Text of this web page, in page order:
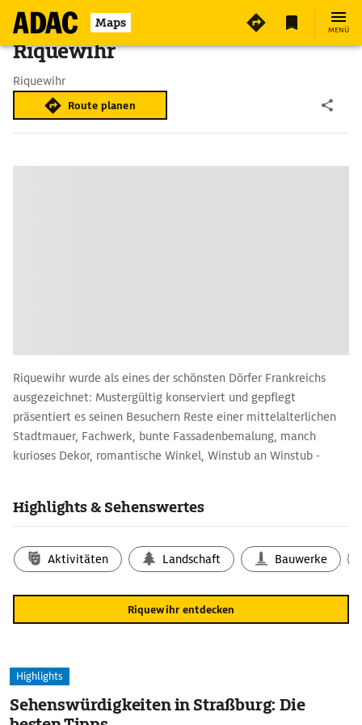
Maps MENÜ
Riquewihr
Riquewihr
Route planen
Riquewihr wurde als eines der schönsten Dörfer Frankreichs
ausgezeichnet: Mustergültig konserviert und gepflegt
präsentiert es seinen Besuchern Reste einer mittelalterlichen
Stadtmauer, Fachwerk, bunte Fassadenbemalung, manch
kurioses Dekor, romantische Winkel, Winstub an Winstub -
Wahrzeichen ist der Dolder, ein ehemaliger Wachturm aus dem
Fensterreihen übereinander - im Inneren heute ein
Heimatmuseum.
Highlights & Sehenswertes
Aktivitäten Landschaft Bauwerke
Riquewihr entdecken
Highlights
Sehenswürdigkeiten in Straßburg: Die